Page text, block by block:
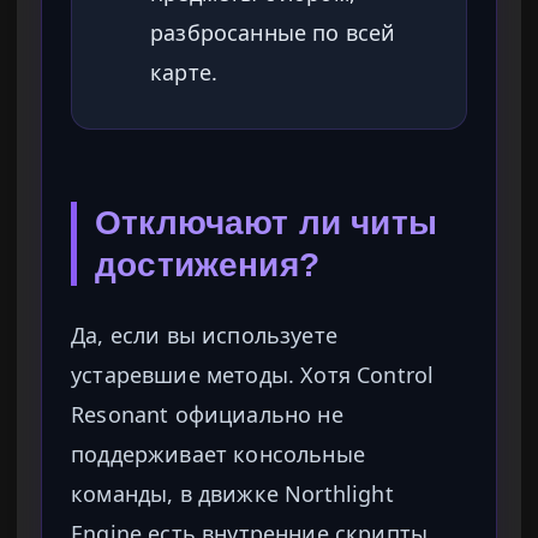
разбросанные по всей
карте.
Отключают ли читы
достижения?
Да, если вы используете
устаревшие методы. Хотя Control
Resonant официально не
поддерживает консольные
команды, в движке Northlight